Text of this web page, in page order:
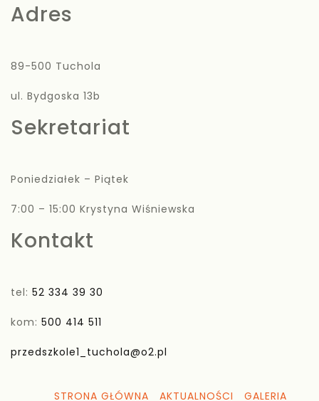
Adres
89-500 Tuchola
ul. Bydgoska 13b
Sekretariat
Poniedziałek – Piątek
7:00 – 15:00 Krystyna Wiśniewska
Kontakt
tel: 52 334 39 30
kom: 500 414 511
przedszkole1_tuchola@o2.pl
STRONA GŁÓWNA AKTUALNOŚCI GALERIA